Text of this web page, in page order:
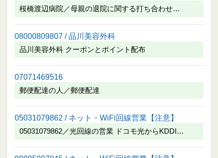
桜橋渡辺病院／母親の退院に関する打ち合わせ…
08000809807 / 品川美容外科
品川美容外科 クーポンとポイント配布
07071469516
郵便配達の人／郵便配達
05031079862 / ネット・WiFi回線営業【注意】
05031079862／光回線の営業 ドコモ光からKDDI…